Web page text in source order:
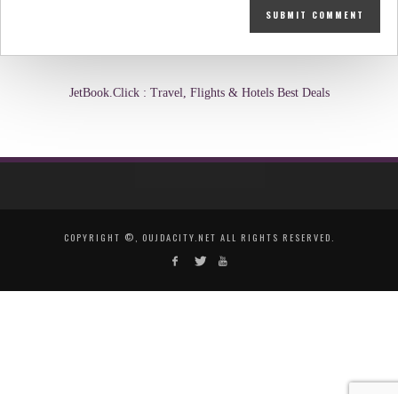
JetBook.Click : Travel, Flights & Hotels Best Deals
COPYRIGHT ©, OUJDACITY.NET ALL RIGHTS RESERVED.